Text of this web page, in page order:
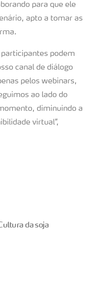
para que ele
apto a tomar as
podem
canal de diálogo
pelos webinars,
ao lado do
diminuindo a
virtual”,
da soja